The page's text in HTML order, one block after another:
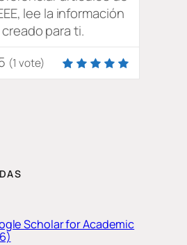
lee la información
para ti.
(1 vote)
Scholar for Academic